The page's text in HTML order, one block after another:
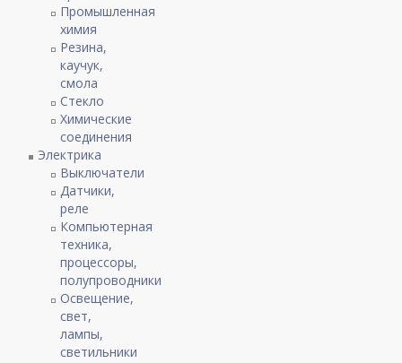
Промышленная
химия
Резина,
каучук,
смола
Стекло
Химические
соединения
Электрика
Выключатели
Датчики,
реле
Компьютерная
техника,
процессоры,
полупроводники
Освещение,
свет,
лампы,
светильники